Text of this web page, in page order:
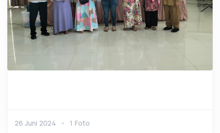
26 Juni 2024 1 Foto